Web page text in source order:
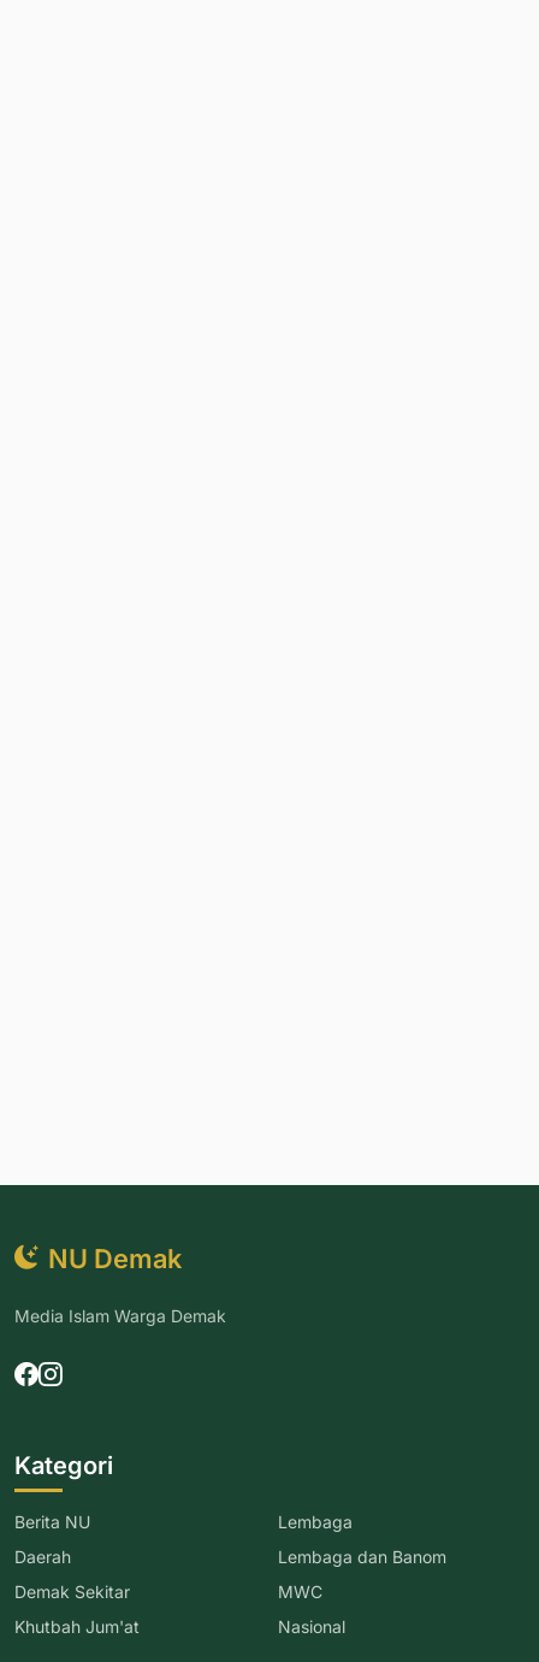
NU Demak
Media Islam Warga Demak
Kategori
Berita NU
Daerah
Demak Sekitar
Khutbah Jum'at
Lembaga
Lembaga dan Banom
MWC
Nasional